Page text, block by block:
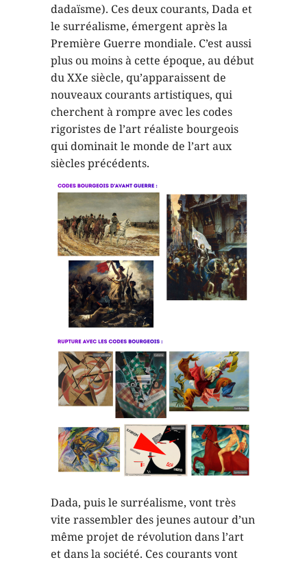
dadaïsme). Ces deux courants, Dada et
le surréalisme, émergent après la
Première Guerre mondiale. C’est aussi
plus ou moins à cette époque, au début
du XXe siècle, qu’apparaissent de
nouveaux courants artistiques, qui
cherchent à rompre avec les codes
rigoristes de l’art réaliste bourgeois
qui dominait le monde de l’art aux
siècles précédents.
Dada, puis le surréalisme, vont très
vite rassembler des jeunes autour d’un
même projet de révolution dans l’art
et dans la société. Ces courants vont